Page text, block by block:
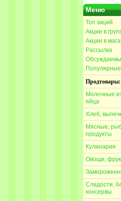
Меню
Топ акций
Акции в
Акции в
Рассылка
Продтовары:
Молочные
яйца
Хлеб,
Мясные,
продукты
Кулинария
Овощи,
Сладости,
консервы